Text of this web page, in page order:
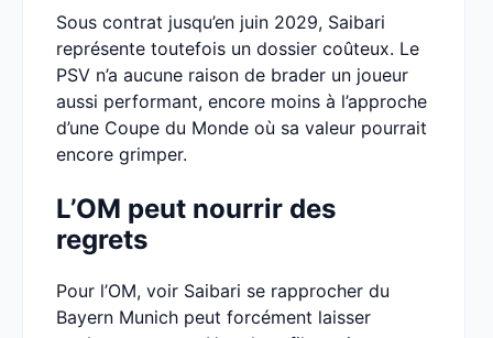
Sous contrat jusqu’en juin 2029, Saibari
représente toutefois un dossier coûteux. Le
PSV n’a aucune raison de brader un joueur
aussi performant, encore moins à l’approche
d’une Coupe du Monde où sa valeur pourrait
encore grimper.
L’OM peut nourrir des
regrets
Pour l’OM, voir Saibari se rapprocher du
Bayern Munich peut forcément laisser